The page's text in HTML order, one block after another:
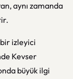
aynı zamanda
izleyici
Kevser
büyük ilgi